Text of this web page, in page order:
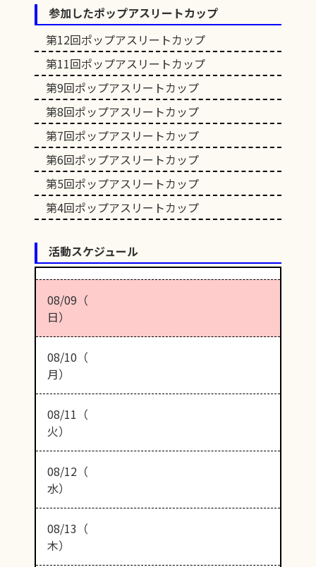
参加したポップアスリートカップ
第12回ポップアスリートカップ
第11回ポップアスリートカップ
第9回ポップアスリートカップ
第8回ポップアスリートカップ
第7回ポップアスリートカップ
第6回ポップアスリートカップ
第5回ポップアスリートカップ
第4回ポップアスリートカップ
活動スケジュール
08/09（
日）
08/10（
月）
08/11（
火）
08/12（
水）
08/13（
木）